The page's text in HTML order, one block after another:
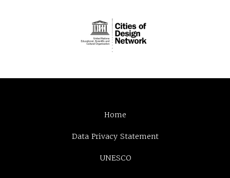
Home
Data Privacy Statement
UNESCO